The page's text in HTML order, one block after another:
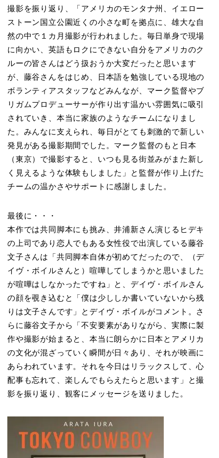
撮影を振り返り、「アメリカのモンタナ州、イエロー
ストーン国立公園近くの小さな町を拠点に、雄大な自
然の中で１カ月撮影が行われました。毎日単身で現場
に向かい、英語もロクにできない自分をアメリカのク
ルーの皆さんはどう扱おうか大変だったと思います
が、藤谷さんをはじめ、日本語を勉強している現地の
ボランティアスタッフなどみんなが、マーク監督やブ
リガムプロデューサーが作り出す温かい雰囲気に吸引
されていき、本当に家族のようなチームになりまし
た。みんなに支えられ、毎日がとても刺激的で新しい
発見がある撮影期間でした。マーク監督のもと日本
（東京）で撮影すると、いつも見る街並みがまた新し
く見えるような体験もしました」と監督が作り上げた
チームの温かさやサポートに感謝しました。
最後に・・・
本作では共同脚本にも挑み、井浦新さん演じるヒデキ
の上司であり恋人でもある女性役で出演している藤谷
文子さんは「共同脚本自体が初めてだったので、（デ
イヴ・ボイルさんと）喧嘩してしまうかと思いました
が喧嘩はしなかったですね」と、デイヴ・ボイルさん
の顔を覗き込むと「僕は少ししか書いていないから残
りは文子さんです」とデイヴ・ボイルがコメント。さ
らに藤谷文子から「不安要素がありながら、実際に製
作や撮影が始まると、本当に朗らかに日本とアメリカ
の文化が混ざっていく瞬間が日々あり、それが映画に
あらわれています。それを今日はリラックスして、心
配事も忘れて、楽しんでもらえたらと思います」と撮
影を振り返り、観客にメッセージを送りました。